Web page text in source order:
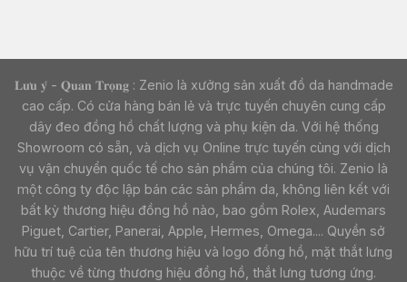
𝐋𝐮̛𝐮 𝐲́ - 𝐐𝐮𝐚𝐧 𝐓𝐫𝐨̣𝐧𝐠 : Zenio là xưởng sản xuất đồ da handmade
cao cấp. Có cửa hàng bán lẻ và trực tuyến chuyên cung cấp
dây đeo đồng hồ chất lượng và phụ kiện da. Với hệ thống
Showroom có sẵn, và dịch vụ Online trực tuyến cùng với dịch
vụ vận chuyển quốc tế cho sản phẩm của chúng tôi. Zenio là
một công ty độc lập bán các sản phẩm da, không liên kết với
bất kỳ thương hiệu đồng hồ nào, bao gồm Rolex, Audemars
Piguet, Cartier, Panerai, Apple, Hermes, Omega.... Quyền sở
hữu trí tuệ của tên thương hiệu và logo đồng hồ, mặt thắt lưng
thuộc về từng thương hiệu đồng hồ, thắt lưng tương ứng.